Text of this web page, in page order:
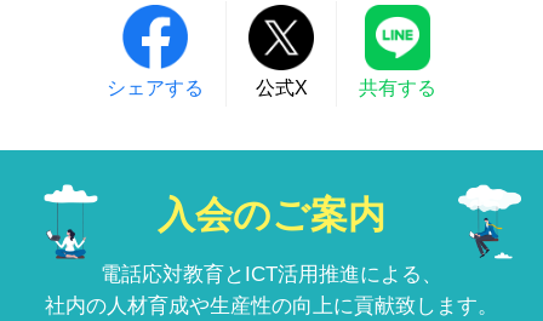
シェアする 公式X 共有する
入会のご案内
電話応対教育とICT活用推進による、
社内の人材育成や生産性の向上に貢献致します。